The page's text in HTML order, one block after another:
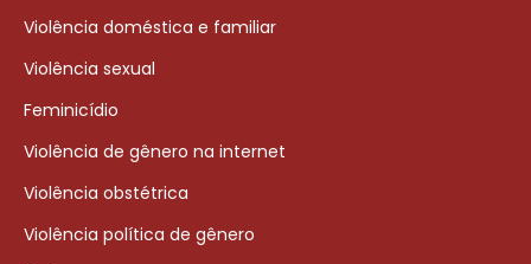
Violência doméstica e familiar
Violência sexual
Feminicídio
Violência de gênero na internet
Violência obstétrica
Violência política de gênero